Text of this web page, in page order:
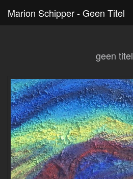
Marion Schipper - Geen Titel
geen titel